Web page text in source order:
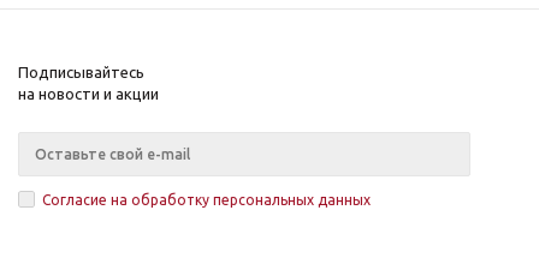
Подписывайтесь
на новости и акции
Согласие на обработку персональных данных